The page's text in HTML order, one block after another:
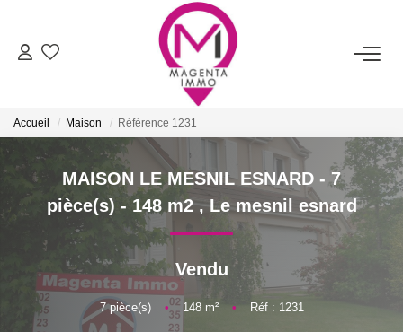
ACHETER
LOUER
FAIRE ESTIMER/VENDRE
BIENS VENDUS
NOTRE AGENCE
Accueil Maison Référence 1231
MAISON LE MESNIL ESNARD - 7
pièce(s) - 148 m2,Le mesnil esnard
Vendu
7pièce(s) • 148m² • Réf : 1231